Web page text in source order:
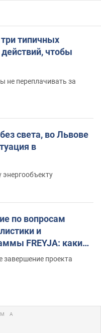
типичных
чтобы
не переплачивать за
света, во Львове
в
по вопросам
и
FREYJA: какие
завершение проекта